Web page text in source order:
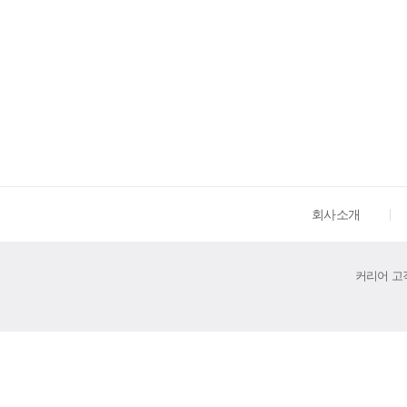
회사소개
커리어 고